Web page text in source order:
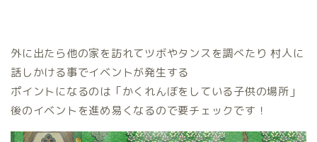
外に出たら他の家を訪れてツボやタンスを調べたり 村人に
話しかける事でイベントが発生する
ポイントになるのは「かくれんぼをしている子供の場所」
後のイベントを進め易くなるので要チェックです！